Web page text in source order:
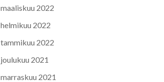
maaliskuu 2022
helmikuu 2022
tammikuu 2022
joulukuu 2021
marraskuu 2021